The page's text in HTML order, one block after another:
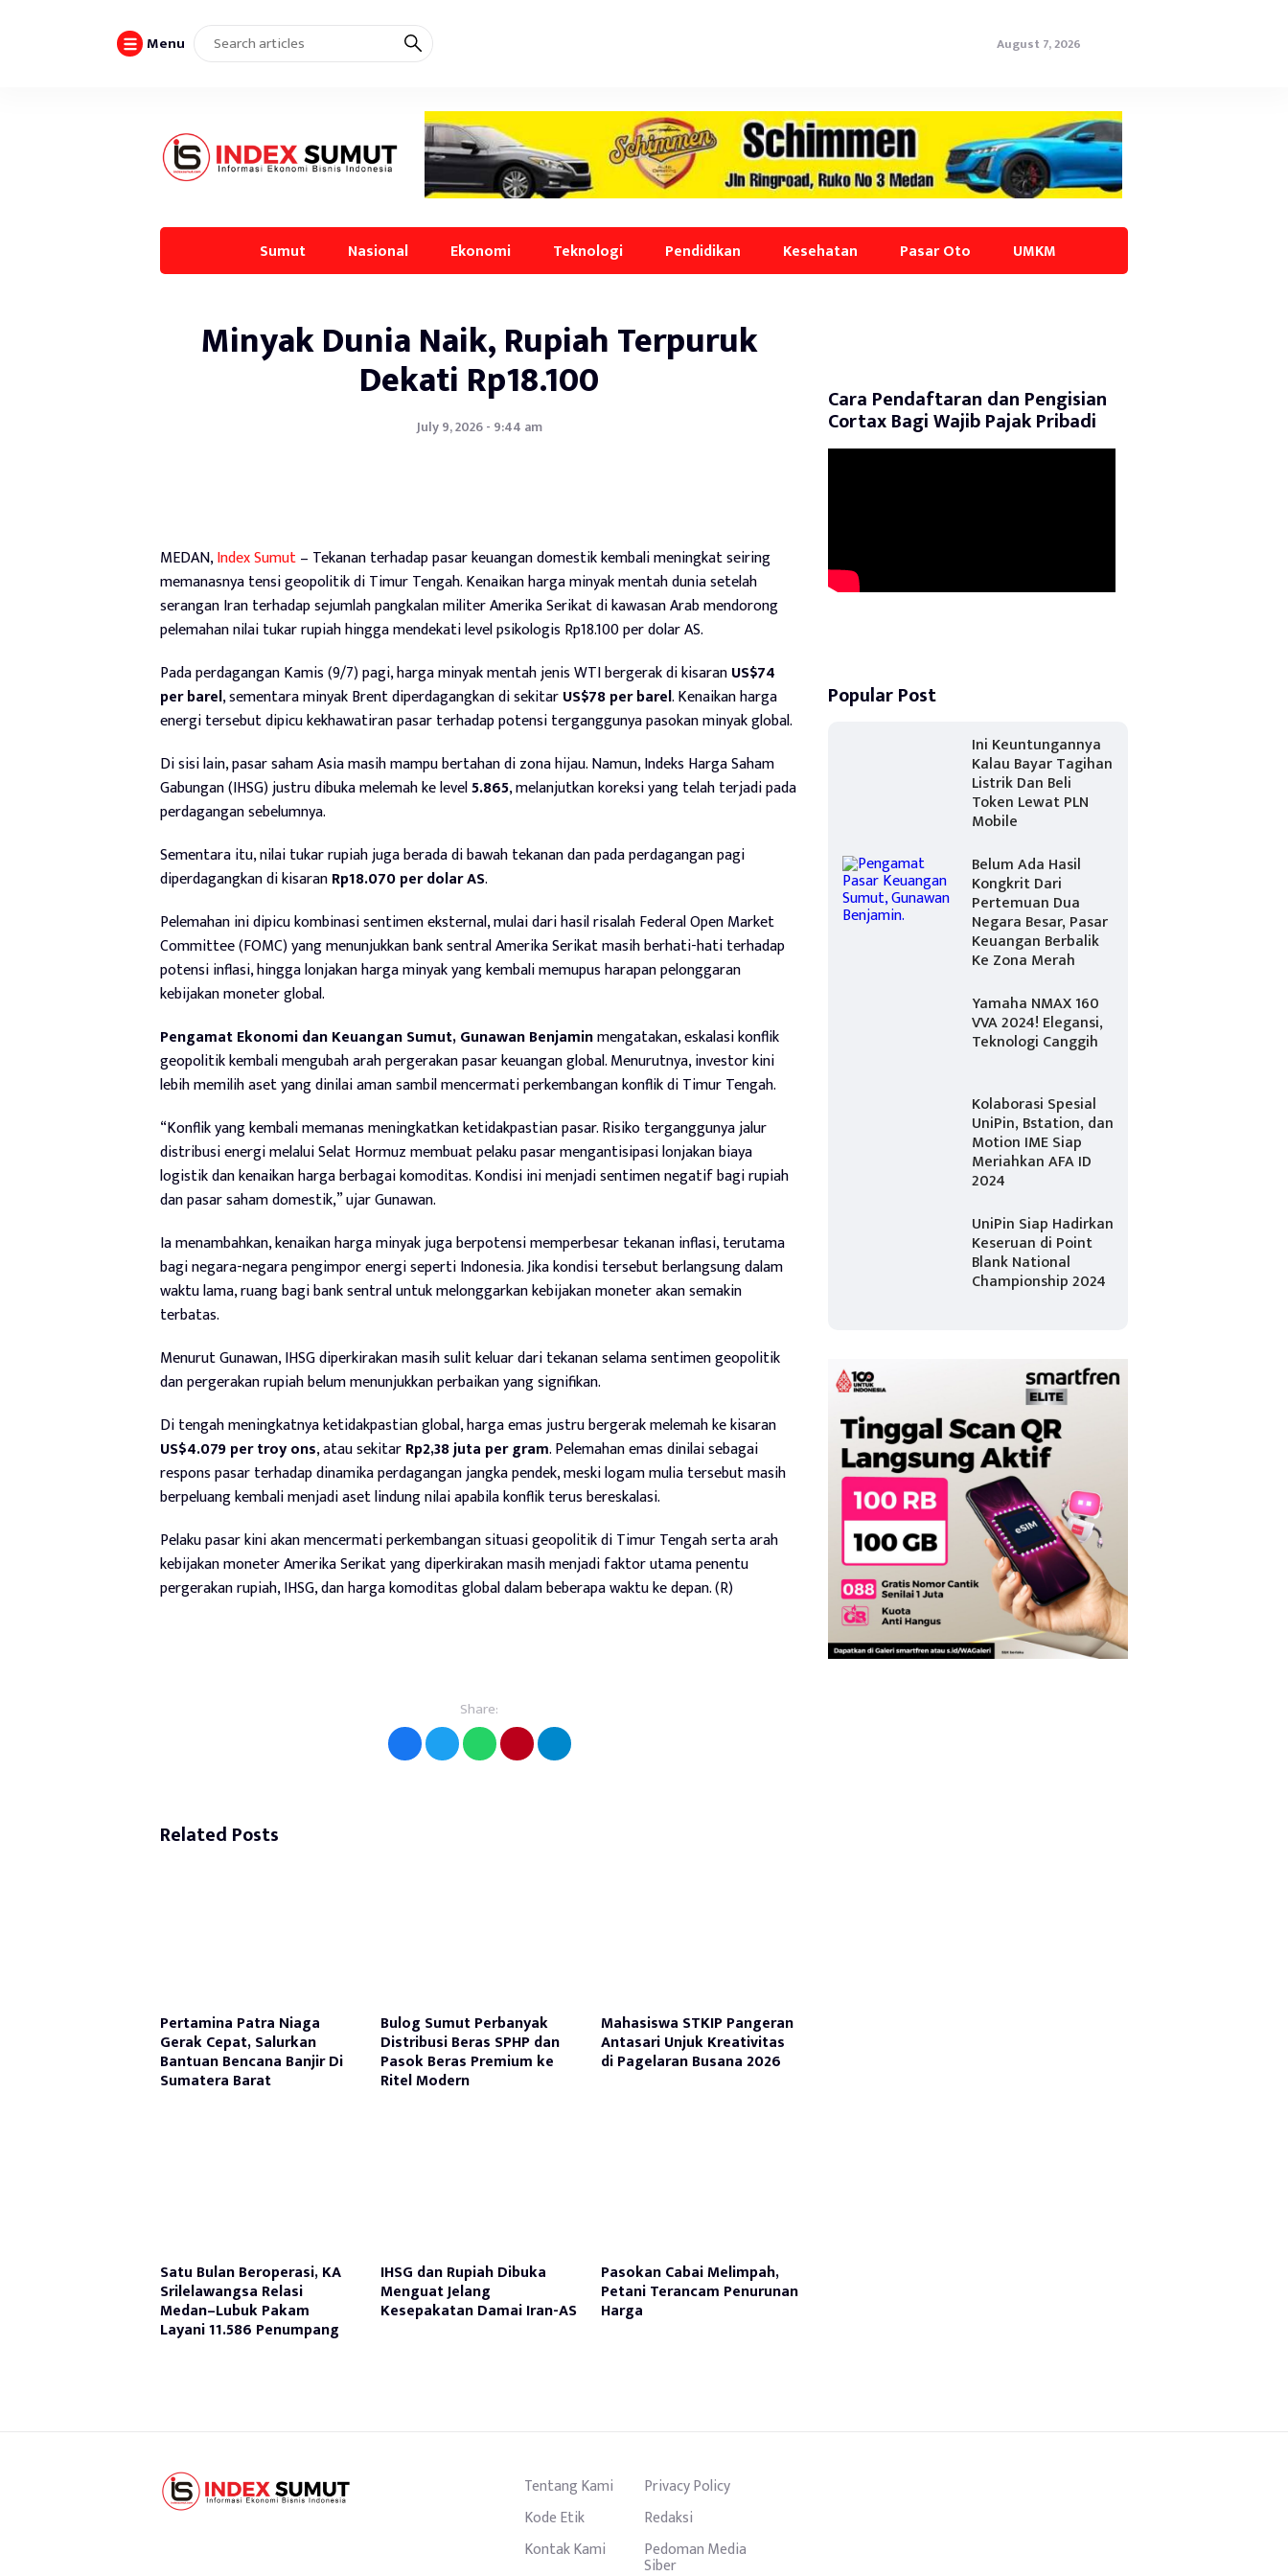
Menu August 7, 2026
Sumut Nasional Ekonomi Teknologi Pendidikan Kesehatan Pasar Oto UMKM
Minyak Dunia Naik, Rupiah Terpuruk
Dekati Rp18.100
July 9, 2026 - 9:44 am
MEDAN,Index Sumut– Tekanan terhadap pasar keuangan domestik kembali meningkat seiring
memanasnya tensi geopolitik di Timur Tengah. Kenaikan harga minyak mentah dunia setelah
serangan Iran terhadap sejumlah pangkalan militer Amerika Serikat di kawasan Arab mendorong
pelemahan nilai tukar rupiah hingga mendekati level psikologis Rp18.100 per dolar AS.
Pada perdagangan Kamis (9/7) pagi, harga minyak mentah jenis WTI bergerak di kisaranUS$74
per barel, sementara minyak Brent diperdagangkan di sekitarUS$78 per barel. Kenaikan harga
energi tersebut dipicu kekhawatiran pasar terhadap potensi terganggunya pasokan minyak global.
Di sisi lain, pasar saham Asia masih mampu bertahan di zona hijau. Namun, Indeks Harga Saham
Gabungan (IHSG) justru dibuka melemah ke level5.865, melanjutkan koreksi yang telah terjadi pada
perdagangan sebelumnya.
Sementara itu, nilai tukar rupiah juga berada di bawah tekanan dan pada perdagangan pagi
diperdagangkan di kisaranRp18.070 per dolar AS.
Pelemahan ini dipicu kombinasi sentimen eksternal, mulai dari hasil risalah Federal Open Market
Committee (FOMC) yang menunjukkan bank sentral Amerika Serikat masih berhati-hati terhadap
potensi inflasi, hingga lonjakan harga minyak yang kembali memupus harapan pelonggaran
kebijakan moneter global.
Pengamat Ekonomi dan Keuangan Sumut, Gunawan Benjaminmengatakan, eskalasi konflik
geopolitik kembali mengubah arah pergerakan pasar keuangan global. Menurutnya, investor kini
lebih memilih aset yang dinilai aman sambil mencermati perkembangan konflik di Timur Tengah.
“Konflik yang kembali memanas meningkatkan ketidakpastian pasar. Risiko terganggunya jalur
distribusi energi melalui Selat Hormuz membuat pelaku pasar mengantisipasi lonjakan biaya
logistik dan kenaikan harga berbagai komoditas. Kondisi ini menjadi sentimen negatif bagi rupiah
dan pasar saham domestik,” ujar Gunawan.
Ia menambahkan, kenaikan harga minyak juga berpotensi memperbesar tekanan inflasi, terutama
bagi negara-negara pengimpor energi seperti Indonesia. Jika kondisi tersebut berlangsung dalam
waktu lama, ruang bagi bank sentral untuk melonggarkan kebijakan moneter akan semakin
terbatas.
Menurut Gunawan, IHSG diperkirakan masih sulit keluar dari tekanan selama sentimen geopolitik
dan pergerakan rupiah belum menunjukkan perbaikan yang signifikan.
Di tengah meningkatnya ketidakpastian global, harga emas justru bergerak melemah ke kisaran
US$4.079 per troy ons, atau sekitarRp2,38 juta per gram. Pelemahan emas dinilai sebagai
respons pasar terhadap dinamika perdagangan jangka pendek, meski logam mulia tersebut masih
berpeluang kembali menjadi aset lindung nilai apabila konflik terus bereskalasi.
Pelaku pasar kini akan mencermati perkembangan situasi geopolitik di Timur Tengah serta arah
kebijakan moneter Amerika Serikat yang diperkirakan masih menjadi faktor utama penentu
pergerakan rupiah, IHSG, dan harga komoditas global dalam beberapa waktu ke depan. (R)
Share:
Related Posts
Pertamina Patra Niaga
Gerak Cepat, Salurkan
Bantuan Bencana Banjir Di
Sumatera Barat
Bulog Sumut Perbanyak
Distribusi Beras SPHP dan
Pasok Beras Premium ke
Ritel Modern
Mahasiswa STKIP Pangeran
Antasari Unjuk Kreativitas
di Pagelaran Busana 2026
Satu Bulan Beroperasi, KA
Srilelawangsa Relasi
Medan–Lubuk Pakam
Layani 11.586 Penumpang
IHSG dan Rupiah Dibuka
Menguat Jelang
Kesepakatan Damai Iran-AS
Pasokan Cabai Melimpah,
Petani Terancam Penurunan
Harga
Cara Pendaftaran dan Pengisian
Cortax Bagi Wajib Pajak Pribadi
Popular Post
Ini Keuntungannya
Kalau Bayar Tagihan
Listrik Dan Beli
Token Lewat PLN
Mobile
Belum Ada Hasil
Kongkrit Dari
Pertemuan Dua
Negara Besar, Pasar
Keuangan Berbalik
Ke Zona Merah
Yamaha NMAX 160
VVA 2024! Elegansi,
Teknologi Canggih
Kolaborasi Spesial
UniPin, Bstation, dan
Motion IME Siap
Meriahkan AFA ID
2024
UniPin Siap Hadirkan
Keseruan di Point
Blank National
Championship 2024
Tentang Kami
Privacy Policy
Kode Etik
Redaksi
Kontak Kami
Pedoman Media
Siber